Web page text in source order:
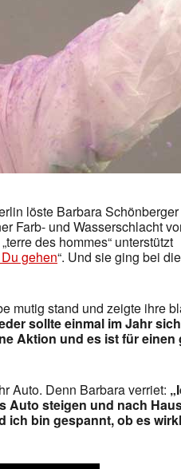
löste Barbara
Farb- und Wasserschlacht
des hommes“ unterstützt
gehen“. Und sie ging bei
mutig stand und zeigte ihre
sollte einmal im Jahr
Aktion und es ist für einen
Auto. Denn Barbara verriet:
Auto steigen und nach
ich bin gespannt, ob es